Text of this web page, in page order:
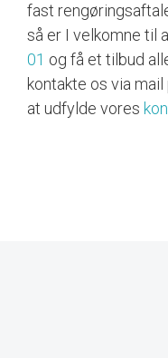
fast
så er I velkomne til
01 og få et tilbud
kontakte os via mail
at udfylde vores